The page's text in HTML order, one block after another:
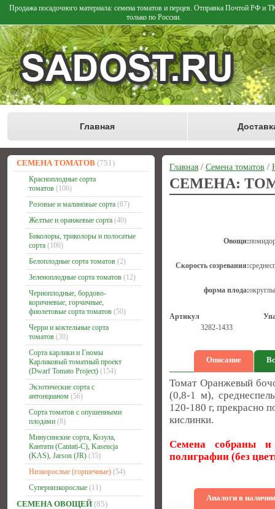
Продажа посадочного материала: семена томатов и перцев. Отправка Почтой РФ и
только по России.
Главная
СЕМЕНА ТОМАТОВ (751)
Красноплодные сорта
томатов (106)
Розовые и малиновые сорта (87)
Желтые и оранжевые сорта (40)
Биколоры, триколоры и полосатые
сорта (106)
Белоплодные сорта томатов (2)
Зеленоплодные сорта томатов (12)
Черноплодные, бордово-
коричневые, горчичные,
фиолетовые сорта томатов (50)
Черри и коктельные сорта
томатов (30)
Сорта карлики и Гномы
Карликовый томатный проект
(Dwarf Tomato Project) (154)
Экзотические сорта с
антонцианом (56)
Сорта томатов с опушенными
плодами (8)
Минусинские сорта, Козула,
Кантати (Cantati-C), Kasencja
(KAS), Jarson (JR) (35)
Низкорослые (горшечные) (54)
Супернизкорослые (11)
СЕМЕНА ОВОЩЕЙ (85)
Главная / Семена томатов /
СЕМЕНА:
Овощи:
Скорость созревания:
форма плода:
Артикул
3282-1433
Описание
Томат Оранжевый
(0,8-1 м),
120-180 г, прекрасно
кислинки.
Семена собраны и
полиграфии (без
Аналоги в